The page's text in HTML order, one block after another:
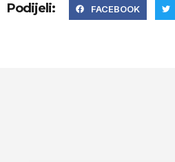
Podijeli: FACEBOOK